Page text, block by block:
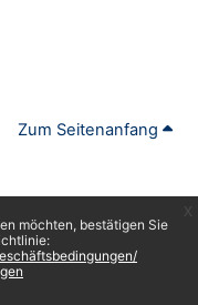
möchten, bestätigen Sie
Zum Seitenanfang